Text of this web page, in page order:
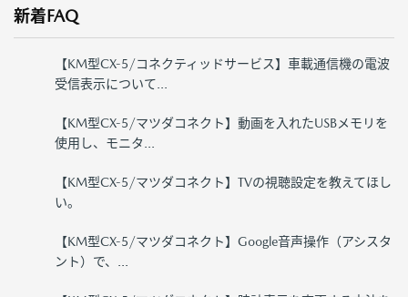
新着FAQ
【KM型CX-5/コネクティッドサービス】車載通信機の電波
受信表示について...
【KM型CX-5/マツダコネクト】動画を入れたUSBメモリを
使用し、モニタ...
【KM型CX-5/マツダコネクト】TVの視聴設定を教えてほし
い。
【KM型CX-5/マツダコネクト】Google音声操作（アシスタ
ント）で、...